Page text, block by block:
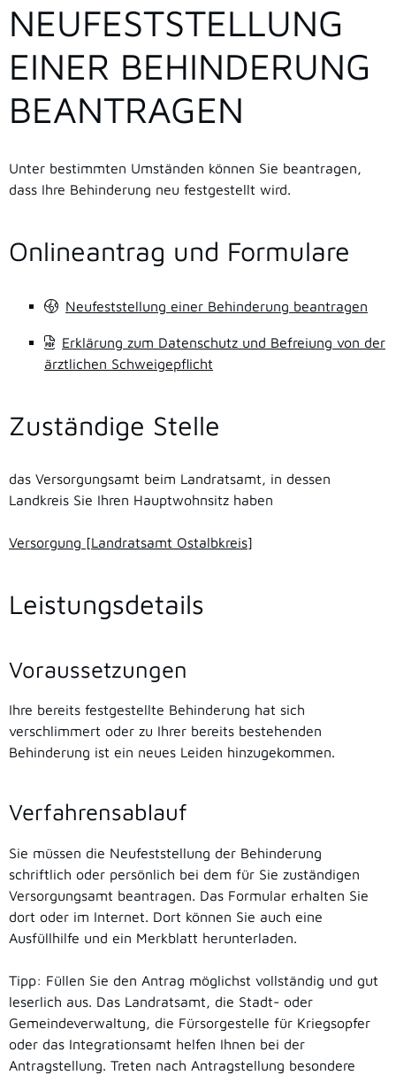
NEUFESTSTELLUNG
EINER BEHINDERUNG
BEANTRAGEN
Unter bestimmten Umständen können Sie beantragen,
dass Ihre Behinderung neu festgestellt wird.
Onlineantrag und Formulare
Neufeststellung einer Behinderung beantragen
Erklärung zum Datenschutz und Befreiung von der
ärztlichen Schweigepflicht
Zuständige Stelle
das Versorgungsamt beim Landratsamt, in dessen
Landkreis Sie Ihren Hauptwohnsitz haben
Versorgung [Landratsamt Ostalbkreis]
Leistungsdetails
Voraussetzungen
Ihre bereits festgestellte Behinderung hat sich
verschlimmert oder zu Ihrer bereits bestehenden
Behinderung ist ein neues Leiden hinzugekommen.
Verfahrensablauf
Sie müssen die Neufeststellung der Behinderung
schriftlich oder persönlich bei dem für Sie zuständigen
Versorgungsamt beantragen. Das Formular erhalten Sie
dort oder im Internet. Dort können Sie auch eine
Ausfüllhilfe und ein Merkblatt herunterladen.
Tipp: Füllen Sie den Antrag möglichst vollständig und gut
leserlich aus. Das Landratsamt, die Stadt- oder
Gemeindeverwaltung, die Fürsorgestelle für Kriegsopfer
oder das Integrationsamt helfen Ihnen bei der
Antragstellung. Treten nach Antragstellung besondere